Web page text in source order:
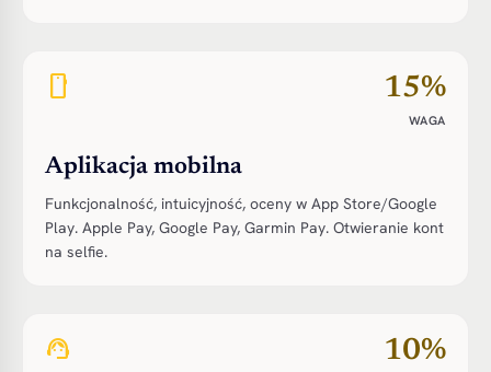
smartphone 15%
WAGA
Aplikacja mobilna
Funkcjonalność, intuicyjność, oceny w App Store/Google
Play. Apple Pay, Google Pay, Garmin Pay. Otwieranie kont
na selfie.
support_agent 10%